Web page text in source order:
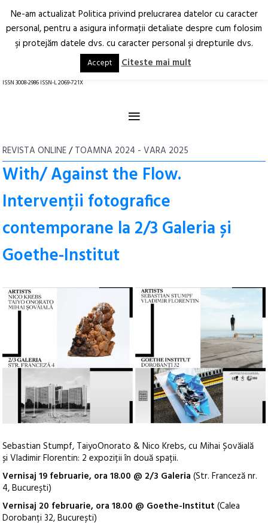
Arhitectură.
Oraș.
RO EN
ISSN 3008-2986 ISSN-L 2069-721X
≡
REVISTA ONLINE/TOAMNA 2024 - VARA 2025
With/ Against the Flow.
Intervenții fotografice
contemporane la 2/3 Galeria și
Goethe-Institut
Sebastian Stumpf, TaiyoOnorato & Nico Krebs, cu Mihai Șovăială
și Vladimir Florentin: 2 expoziții în două spații.
Vernisaj 19 februarie, ora 18.00 @ 2/3 Galeria (Str. Franceză nr.
4, București)
Vernisaj 20 februarie, ora 18.00 @ Goethe-Institut (Calea
Dorobanți 32, București)
Ne-am actualizat Politica privind prelucrarea datelor cu caracter
personal, pentru a asigura informaţii detaliate despre cum folosim
şi protejăm datele dvs. cu caracter personal şi drepturile dvs.
Accept Citeste mai mult